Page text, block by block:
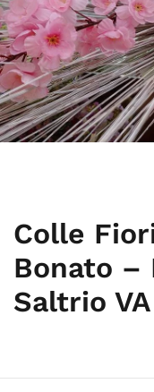
Colle
Bonato –
Saltrio VA